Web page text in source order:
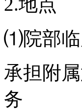
⑴院部临
承担附
务